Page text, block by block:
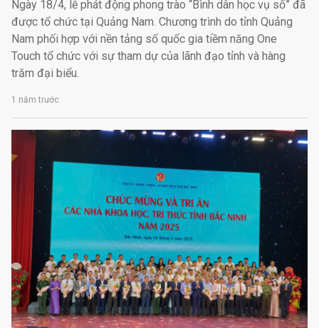
Ngày 18/4, lễ phát động phong trào “Bình dân học vụ số” đã
được tổ chức tại Quảng Nam. Chương trình do tỉnh Quảng
Nam phối hợp với nền tảng số quốc gia tiềm năng One
Touch tổ chức với sự tham dự của lãnh đạo tỉnh và hàng
trăm đại biểu.
1 năm trước